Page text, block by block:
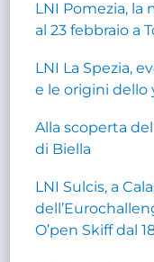
LNI Pomezia, la
al 23 febbraio a
LNI La Spezia,
e le origini dello
Alla scoperta
di Biella
LNI Sulcis, a
O’pen Skiff dal